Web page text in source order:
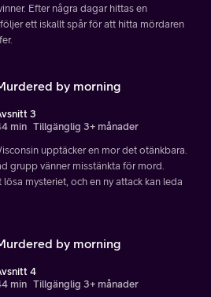
Efter några dagar hittas en
ett iskallt spår för att hitta mördaren
by morning
3
min Tillgänglig 3+ månader
upptäcker en mor det otänkbara.
grupp vänner misstänkta för mord.
mysteriet, och en ny attack kan leda
by morning
4
min Tillgänglig 3+ månader